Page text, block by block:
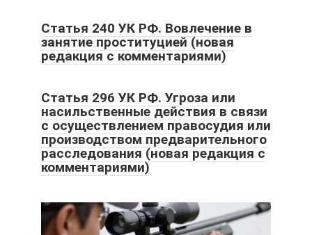
Статья 240 УК РФ. Вовлечение в
занятие проституцией (новая
редакция с комментариями)
Статья 296 УК РФ. Угроза или
насильственные действия в связи
с осуществлением правосудия или
производством предварительного
расследования (новая редакция с
комментариями)